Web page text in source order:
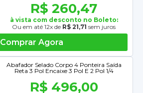
R$ 260,47
à vista com desconto no Boleto:
Ou em até 12x de R$ 21,71 sem juros
Comprar Agora
Abafador Selado Corpo 4 Ponteira Saída
Reta 3 Pol Encaixe 3 Pol E 2 Pol 1/4
R$ 496,00